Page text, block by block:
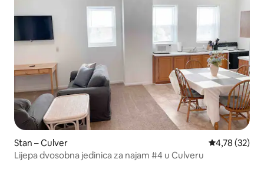
Stan – Culver Prosječna
4,78 (32)
Lijepa dvosobna jedinica za najam #4 u Culveru